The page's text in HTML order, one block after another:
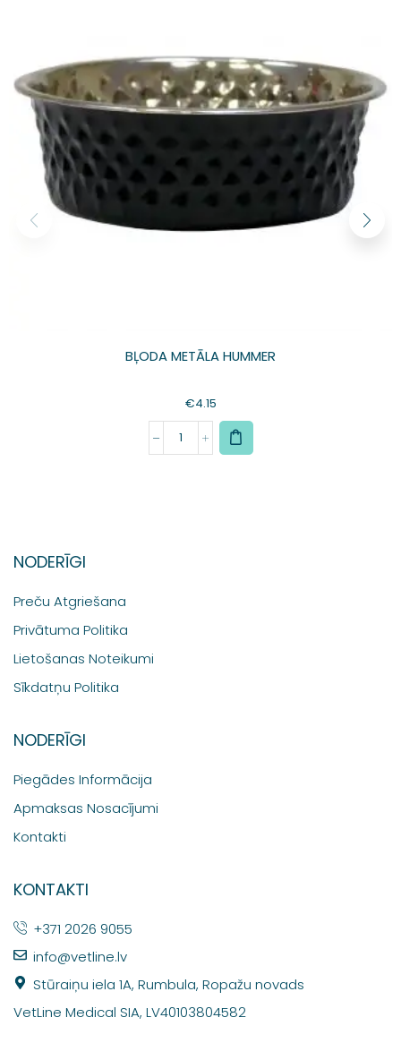
BĻODA METĀLA HUMMER
€4.15
NODERĪGI
Preču Atgriešana
Privātuma Politika
Lietošanas Noteikumi
Sīkdatņu Politika
NODERĪGI
Piegādes Informācija
Apmaksas Nosacījumi
Kontakti
KONTAKTI
+371 2026 9055
info@vetline.lv
Stūraiņu iela 1A, Rumbula, Ropažu novads
VetLine Medical SIA, LV40103804582